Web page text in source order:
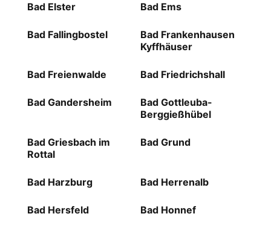
Bad Elster Bad Ems
Bad Fallingbostel
Bad Frankenhausen
Kyffhäuser
Bad Freienwalde Bad Friedrichshall
Bad Gandersheim
Bad Gottleuba-
Berggießhübel
Bad Griesbach im
Rottal
Bad Grund
Bad Harzburg Bad Herrenalb
Bad Hersfeld Bad Honnef